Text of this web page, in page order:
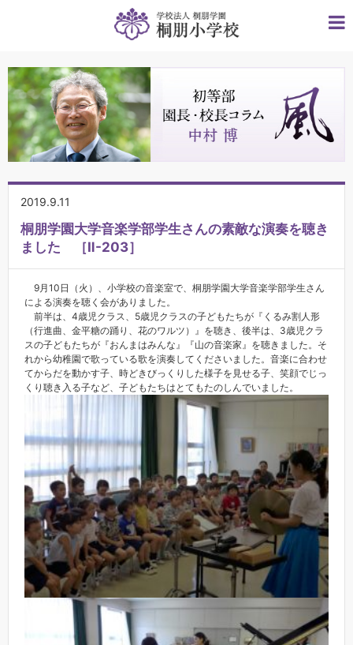
2019.9.11
桐朋学園大学音楽学部学生さんの素敵な演奏を聴き
ました ［Ⅱ-203］
9月10日（火）、小学校の音楽室で、桐朋学園大学音楽学部学生さん
による演奏を聴く会がありました。
前半は、4歳児クラス、5歳児クラスの子どもたちが『くるみ割人形
（行進曲、金平糖の踊り、花のワルツ）』を聴き、後半は、3歳児クラ
スの子どもたちが『おんまはみんな』『山の音楽家』を聴きました。そ
れから幼稚園で歌っている歌を演奏してくださいました。音楽に合わせ
てからだを動かす子、時どきびっくりした様子を見せる子、笑顔でじっ
くり聴き入る子など、子どもたちはとてもたのしんでいました。